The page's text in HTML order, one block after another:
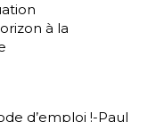
à la
d’emploi !-Paul